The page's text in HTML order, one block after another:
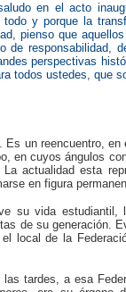
en el acto
y porque la
pienso que
de responsabilidad,
perspectivas
todos ustedes, que
Es un reencuentro,
en cuyos ángulos
La actualidad esta
en figura
su vida
de su generación.
local de la
tardes, a esa